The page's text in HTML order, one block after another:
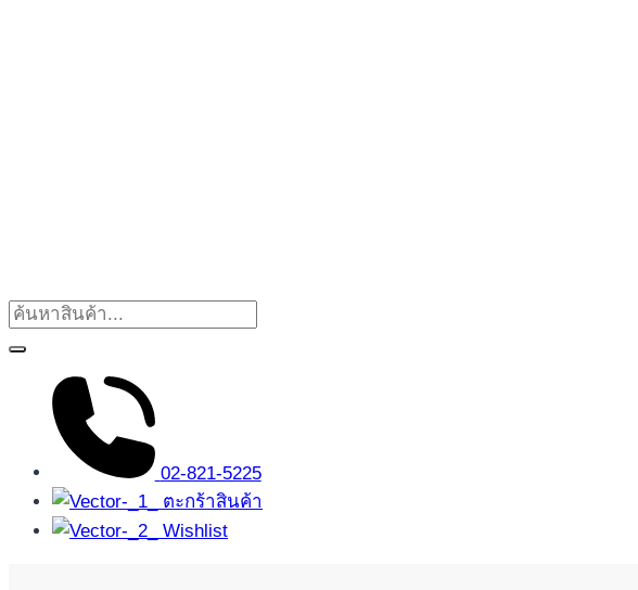
02-821-5225
ตะกร้าสินค้า
Wishlist